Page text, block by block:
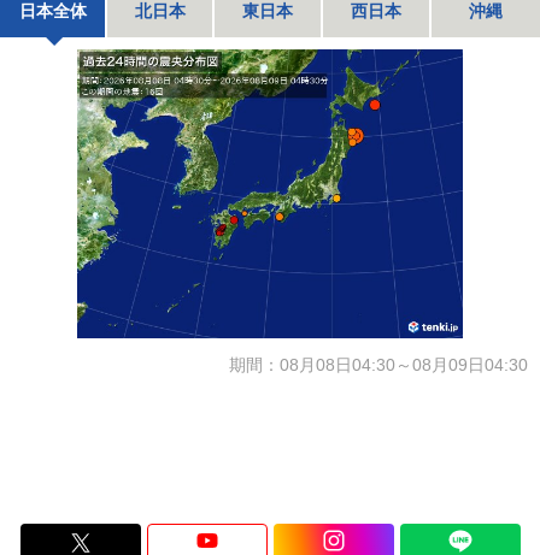
日本全体 北日本 東日本 西日本 沖縄
期間：08月08日04:30～08月09日04:30